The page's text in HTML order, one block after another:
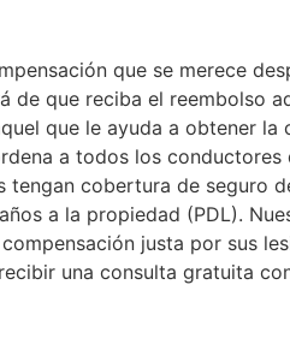
que se merece
que reciba el reembolso
que le ayuda a obtener la
a todos los
cobertura de seguro
a la propiedad (PDL).
justa por sus
una consulta gratuita